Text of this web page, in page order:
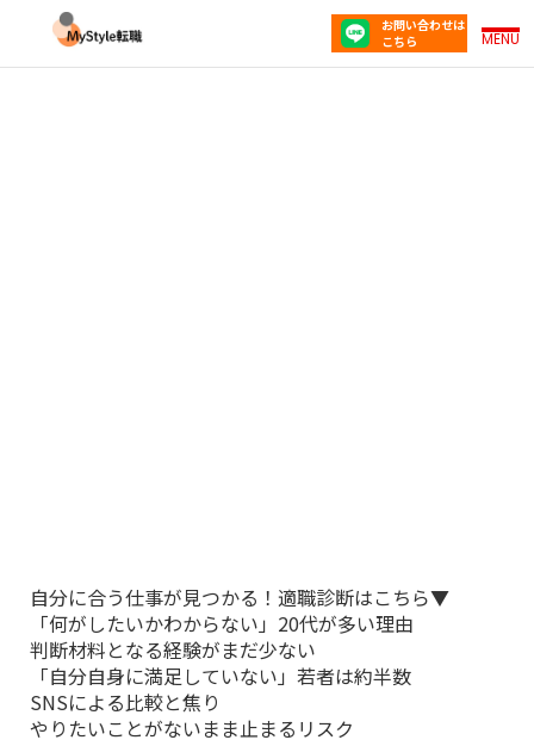
自分に合う仕事が見つかる！適職診断はこちら▼
「何がしたいかわからない」20代が多い理由
判断材料となる経験がまだ少ない
「自分自身に満足していない」若者は約半数
SNSによる比較と焦り
やりたいことがないまま止まるリスク
お問い合わせは
こちら
MENU